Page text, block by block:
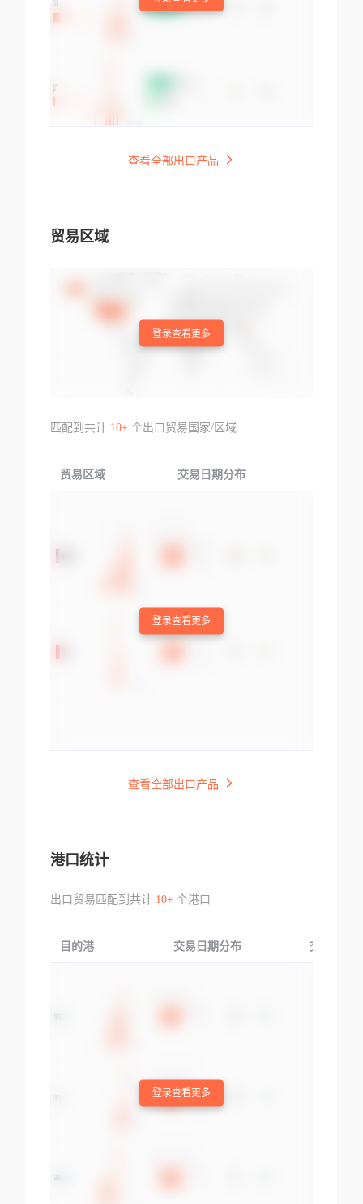
查看全部出口产品
贸易区域
登录查看更多
匹配到共计 10+个出口贸易国家/区域
贸易区域 交易日期分布
登录查看更多
查看全部出口产品
港口统计
出口贸易匹配到共计 10+个港口
目的港 交易日期分布 交易产品
登录查看更多